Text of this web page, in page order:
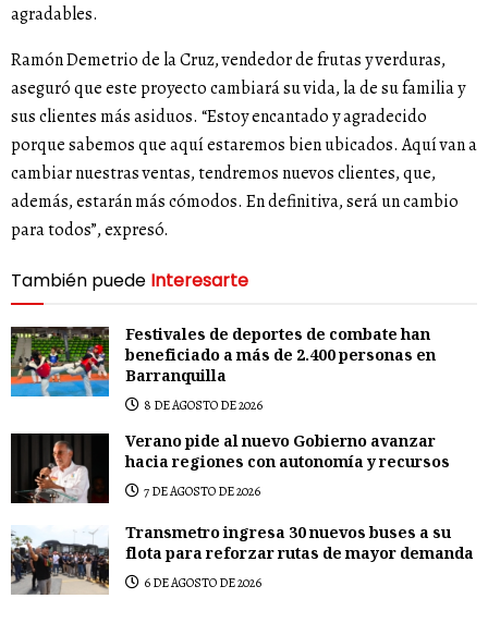
agradables.
Ramón Demetrio de la Cruz, vendedor de frutas y verduras,
aseguró que este proyecto cambiará su vida, la de su familia y
sus clientes más asiduos. “Estoy encantado y agradecido
porque sabemos que aquí estaremos bien ubicados. Aquí van a
cambiar nuestras ventas, tendremos nuevos clientes, que,
además, estarán más cómodos. En definitiva, será un cambio
para todos”, expresó.
También puede Interesarte
Festivales de deportes de combate han
beneficiado a más de 2.400 personas en
Barranquilla
8 DE AGOSTO DE 2026
Verano pide al nuevo Gobierno avanzar
hacia regiones con autonomía y recursos
7 DE AGOSTO DE 2026
Transmetro ingresa 30 nuevos buses a su
flota para reforzar rutas de mayor demanda
6 DE AGOSTO DE 2026